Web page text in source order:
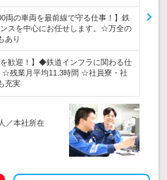
両の車両を最前線で守る仕事！】鉄
スを中心にお任せします。☆万全の
あり
を歓迎！】◆鉄道インフラに関わる仕
☆残業月平均11.3時間 ☆社員寮・社
充実
／本社所在